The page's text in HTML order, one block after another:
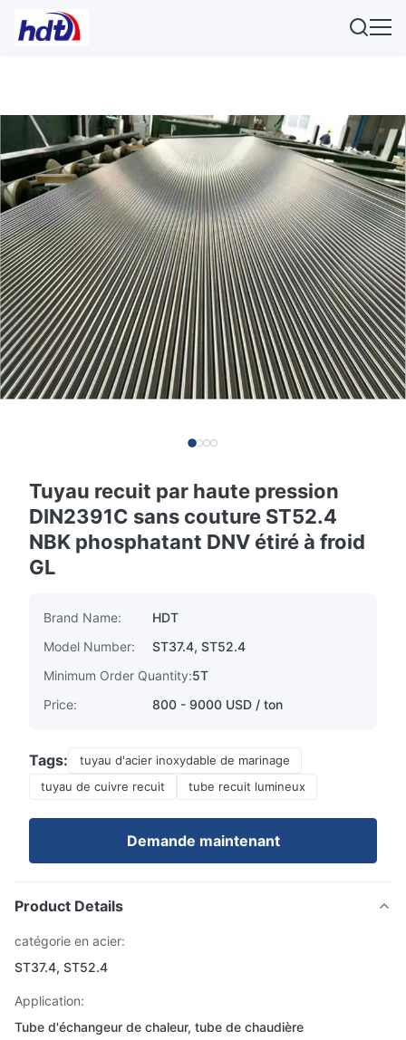
Tuyau recuit par haute pression
DIN2391C sans couture ST52.4
NBK phosphatant DNV étiré à froid
GL
Brand Name:
HDT
Model Number:
ST37.4, ST52.4
Minimum Order Quantity:5T
Price:
800 - 9000 USD / ton
Tags:
tuyau d'acier inoxydable de marinage
tuyau de cuivre recuit
tube recuit lumineux
Demande maintenant
Product Details
catégorie en acier:
ST37.4, ST52.4
Application:
Tube d'échangeur de chaleur, tube de chaudière